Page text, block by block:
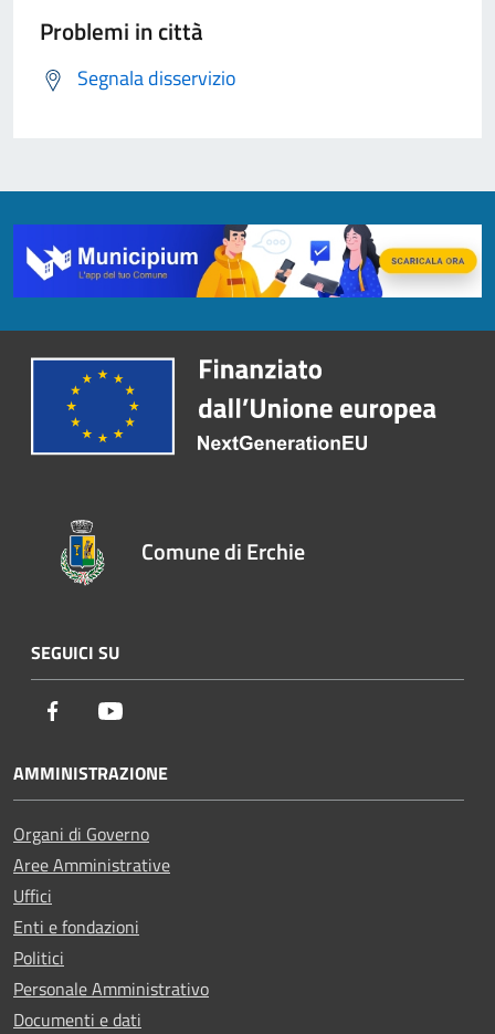
Problemi in città
Segnala disservizio
Comune di Erchie
SEGUICI SU
Facebook
AMMINISTRAZIONE
Organi di Governo
Aree Amministrative
Uffici
Enti e fondazioni
Politici
Personale Amministrativo
Documenti e dati